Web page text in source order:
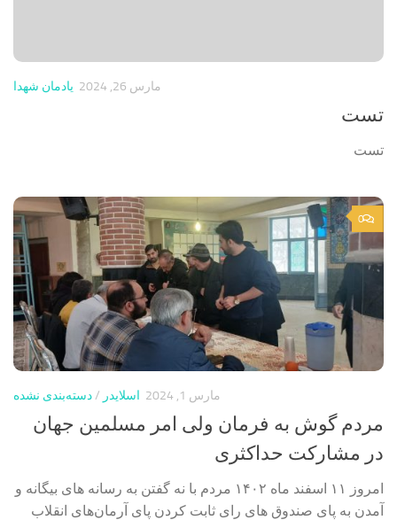
یادمان شهدا مارس 26, 2024
تست
تست
0
اسلایدر /دسته‌بندی نشده مارس 1, 2024
مردم گوش به فرمان ولی امر مسلمین جهان
در مشارکت حداکثری
امروز ۱۱ اسفند ماه ۱۴۰۲ مردم با نه گفتن به رسانه های بیگانه و
آمدن به پای صندوق های رای ثابت کردن پای آرمان‌های انقلاب